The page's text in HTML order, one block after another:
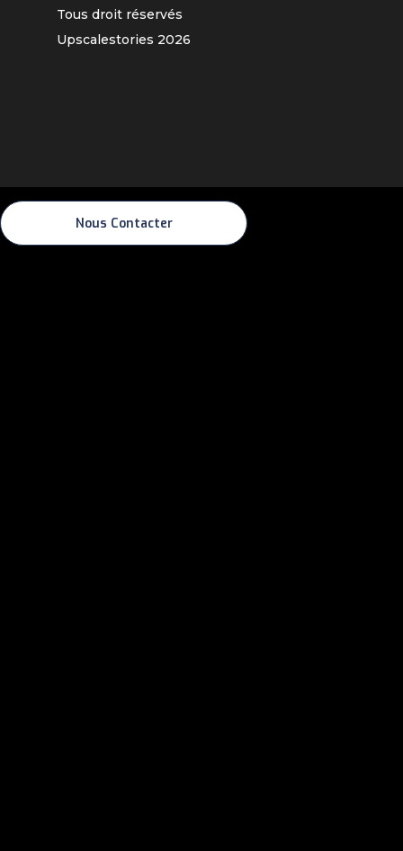
Tous droit réservés
Upscalestories 2026
Nous Contacter